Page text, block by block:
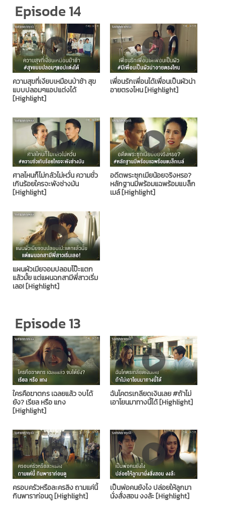
Episode 14
ความสุขที่เงียบเหมือนป่าช้า สุข
แบบปลอมๆแอปแต่งได้
[Highlight]
เพื่อนรักเพื่อนได้เพื่อนเป็นผัวน่า
อายตรงไหน [Highlight]
ศาลไหนก็ไม่กลัวไม่หวั่น ความชั่ว
เกินร้อยใครจะพังช่างมัน
[Highlight]
อดีตพระซุกเมียน้อยจริงหรอ?
หลักฐานมีพร้อมแฉพร้อมแบล็ก
เมล์ [Highlight]
แผนผัวเมียจอมปลอมโป๊ะแตก
แล้วมั้ย แต่แผนฉกสามีพี่สาวเริ่ม
เลอ! [Highlight]
Episode 13
ใครคือฆาตกร เฉลยแล้ว จบได้
ยัง? เรียล หรือ แกง
[Highlight]
ฉันโคตรเกลียดเงินเลย #ถ้าไม่
เอาโยนมาทางนี้ได้ [Highlight]
ครอบครัวหรือละครลิง ถามแค่นี้
กินพาราก่อนดู [Highlight]
เป็นพ่อคนยังไง ปล่อยให้ลูกมา
นั่งสั่งสอน งงล้ะ [Highlight]